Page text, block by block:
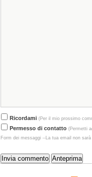
Ricordami (Per il mio prossimo
Permesso di contatto (Permetti
Form dei messaggi --La tua email non